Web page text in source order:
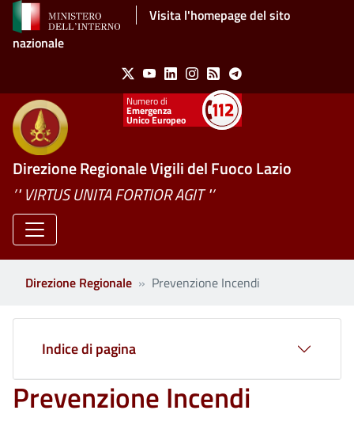
Salta al contenuto principaleVisita l'homepage del sito
nazionale
Social Menu
X YoutubeLinkedinInstagram
Feed Telegram
Emergenza
Unico Europeo
Direzione Regionale Vigili del Fuoco Lazio
’" VIRTUS UNITA FORTIOR AGIT "’
Direzione Regionale Prevenzione Incendi
Prevenzione Incendi
Indice di pagina